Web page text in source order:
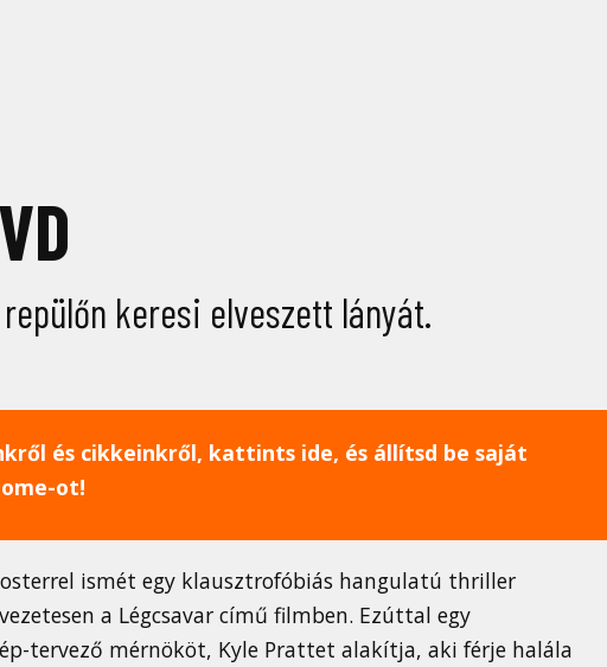
keresi elveszett lányát.
és cikkeinkről, kattints ide, és állítsd be saját
ot!
ismét egy klausztrofóbiás hangulatú thriller
a Légcsavar című filmben. Ezúttal egy
tervező mérnököt, Kyle Prattet alakítja, aki férje halála